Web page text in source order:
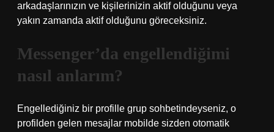
arkadaşlarınızın ve kişilerinizin aktif olduğunu veya
yakın zamanda aktif olduğunu göreceksiniz.
Messenger’da engellendiğimi
nasıl anlarım?
Engellediğiniz bir profille grup sohbetindeyseniz, o
profilden gelen mesajlar mobilde sizden otomatik